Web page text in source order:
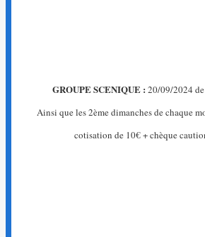
GROUPE SCENIQUE : 20/09/2024
Ainsi que les 2ème dimanches de chaque
cotisation de 10€ + chèque